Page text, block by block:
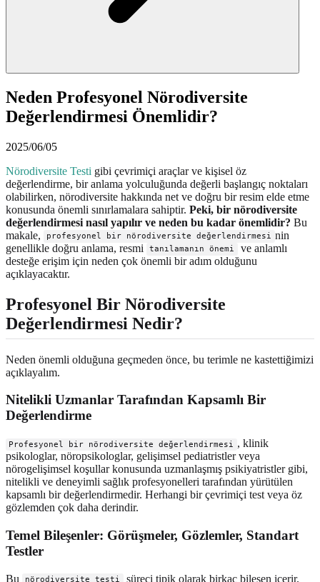
Neden Profesyonel Nörodiversite
Değerlendirmesi Önemlidir?
2025/06/05
Nörodiversite Testi gibi çevrimiçi araçlar ve kişisel öz
değerlendirme, bir anlama yolculuğunda değerli başlangıç noktaları
olabilirken, nörodiversite hakkında net ve doğru bir resim elde etme
konusunda önemli sınırlamalara sahiptir. Peki, bir nörodiversite
değerlendirmesi nasıl yapılır ve neden bu kadar önemlidir? Bu
makale,
profesyonel bir nörodiversite değerlendirmesi nin
genellikle doğru anlama, resmi
tanılamanın önemi
ve anlamlı
desteğe erişim için neden çok önemli bir adım olduğunu
açıklayacaktır.
Profesyonel Bir Nörodiversite
Değerlendirmesi Nedir?
Neden önemli olduğuna geçmeden önce, bu terimle ne kastettiğimizi
açıklayalım.
Nitelikli Uzmanlar Tarafından Kapsamlı Bir
Değerlendirme
Profesyonel bir nörodiversite değerlendirmesi , klinik
psikologlar, nöropsikologlar, gelişimsel pediatristler veya
nörogelişimsel koşullar konusunda uzmanlaşmış psikiyatristler gibi,
nitelikli ve deneyimli sağlık profesyonelleri tarafından yürütülen
kapsamlı bir değerlendirmedir. Herhangi bir çevrimiçi test veya öz
gözlemden çok daha derindir.
Temel Bileşenler: Görüşmeler, Gözlemler, Standart
Testler
Bu nörodiversite testi
süreci tipik olarak birkaç bileşen içerir.